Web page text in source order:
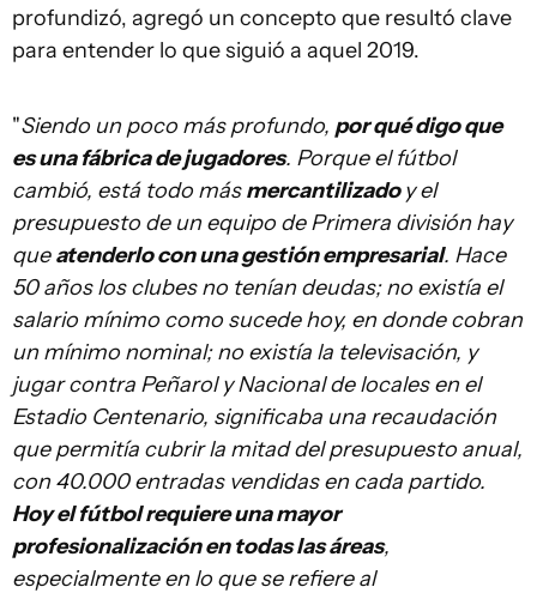
profundizó, agregó un concepto que resultó clave
para entender lo que siguió a aquel 2019.
"Siendo un poco más profundo, por qué digo que
es una fábrica de jugadores. Porque el fútbol
cambió, está todo másmercantilizadoy el
presupuesto de un equipo de Primera división hay
queatenderlo con una gestión empresarial. Hace
50 años los clubes no tenían deudas; no existía el
salario mínimo como sucede hoy, en donde cobran
un mínimo nominal; no existía la televisación, y
jugar contra Peñarol y Nacional de locales en el
Estadio Centenario, significaba una recaudación
que permitía cubrir la mitad del presupuesto anual,
con 40.000 entradas vendidas en cada partido.
Hoy el fútbol requiere una mayor
profesionalización en todas las áreas,
especialmente en lo que se refiere al